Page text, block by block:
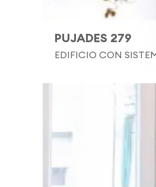
PUJADES 279
EDIFICIO CON